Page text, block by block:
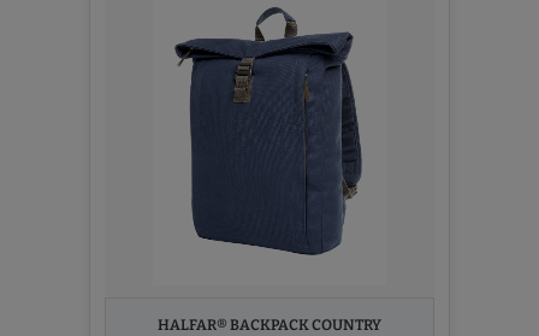
HALFAR® BACKPACK COUNTRY